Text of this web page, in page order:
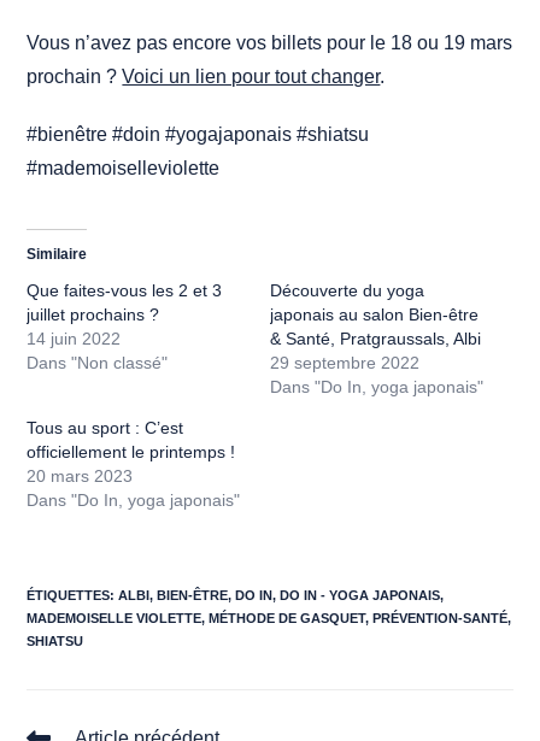
Vous n’avez pas encore vos billets pour le 18 ou 19 mars
prochain ?Voici un lien pour tout changer.
#bienêtre #doin #yogajaponais #shiatsu
#mademoiselleviolette
Similaire
Que faites-vous les 2 et 3
juillet prochains ?
14 juin 2022
Dans "Non classé"
Découverte du yoga
japonais au salon Bien-être
& Santé, Pratgraussals, Albi
29 septembre 2022
Dans "Do In, yoga japonais"
Tous au sport : C’est
officiellement le printemps !
20 mars 2023
Dans "Do In, yoga japonais"
ÉTIQUETTES:ALBI, BIEN-ÊTRE, DO IN, DO IN - YOGA JAPONAIS,
MADEMOISELLE VIOLETTE, MÉTHODE DE GASQUET, PRÉVENTION-SANTÉ,
SHIATSU
Read